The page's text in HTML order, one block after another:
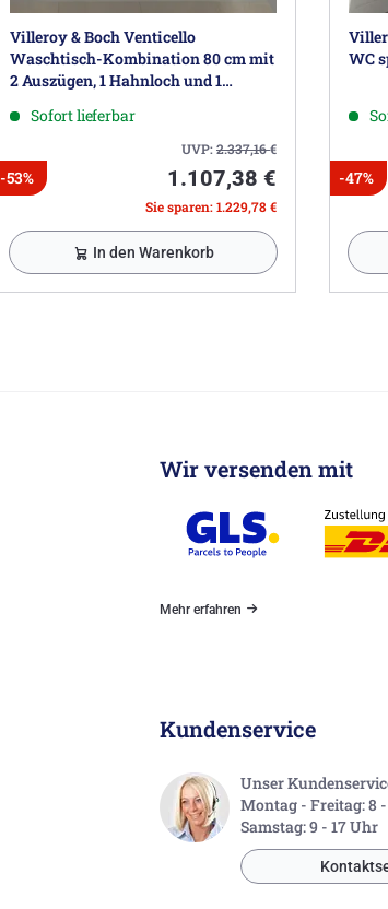
Villeroy & Boch Venticello
Waschtisch-Kombination 80 cm mit
2 Auszügen, 1 Hahnloch und 1
Sofort lieferbar
UVP:2.337,16€
-53% 1.107,38 €
Sie sparen: 1.229,78 €
In den Warenkorb
WC
-47%
Wir versenden mit
Mehr erfahren
Kundenservice
Unser
Montag - Freitag: 8
Samstag: 9 - 17 Uhr